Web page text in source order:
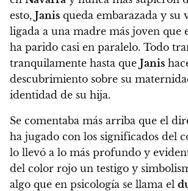
esto, Janis queda embarazada y su
ligada a una madre más joven que
ha parido casi en paralelo. Todo
tranquilamente hasta que Janis
descubrimiento sobre su
identidad de su hija.
Se comentaba más arriba que el
ha jugado con los significados del
lo llevó a lo más profundo y
del color rojo un testigo y
algo que en psicología se llama el